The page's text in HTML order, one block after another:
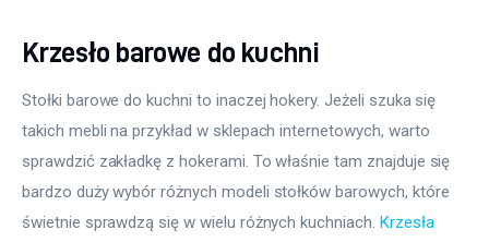
Krzesło barowe do kuchni
Stołki barowe do kuchni to inaczej hokery. Jeżeli szuka się
takich mebli na przykład w sklepach internetowych, warto
sprawdzić zakładkę z hokerami. To właśnie tam znajduje się
bardzo duży wybór różnych modeli stołków barowych, które
świetnie sprawdzą się w wielu różnych kuchniach. Krzesła